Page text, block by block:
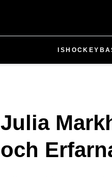
ISHOCKEY
Julia
och